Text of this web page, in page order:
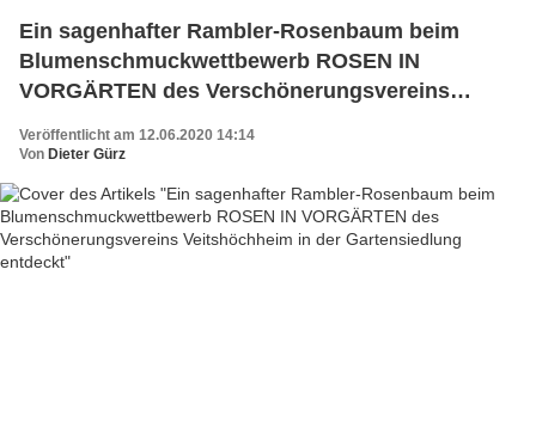
Ein sagenhafter Rambler-Rosenbaum beim
Blumenschmuckwettbewerb ROSEN IN
VORGÄRTEN des Verschönerungsvereins
Veröffentlicht am 12.06.2020 14:14
Von Dieter Gürz